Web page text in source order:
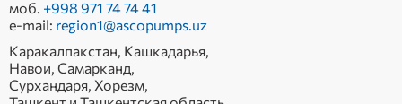
моб. +998 971 74 74 41
e-mail: region1@ascopumps.uz
Каракалпакстан, Кашкадарья,
Навои, Самарканд,
Сурхандаря, Хорезм,